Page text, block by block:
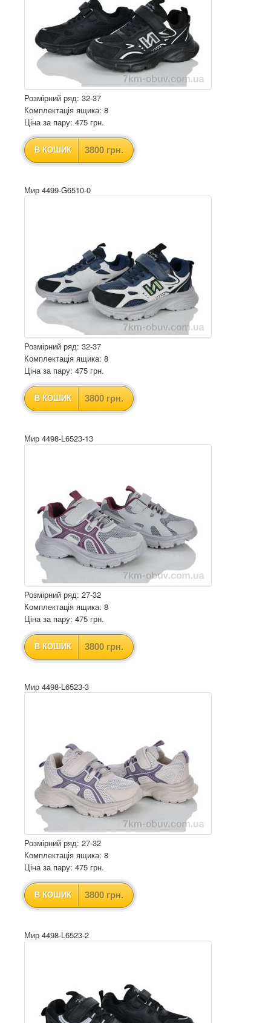
Розмірний ряд: 32-37
Комплектація ящика: 8
Ціна за пару: 475 грн.
В КОШИК 3800 грн.
Мир 4499-G6510-0
Розмірний ряд: 32-37
Комплектація ящика: 8
Ціна за пару: 475 грн.
В КОШИК 3800 грн.
Мир 4498-L6523-13
Розмірний ряд: 27-32
Комплектація ящика: 8
Ціна за пару: 475 грн.
В КОШИК 3800 грн.
Мир 4498-L6523-3
Розмірний ряд: 27-32
Комплектація ящика: 8
Ціна за пару: 475 грн.
В КОШИК 3800 грн.
Мир 4498-L6523-2